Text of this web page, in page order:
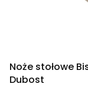
Noże stołowe
Dubost